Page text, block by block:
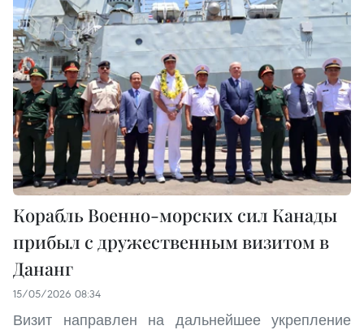
Корабль Военно-морских сил Канады
прибыл с дружественным визитом в
Дананг
15/05/2026 08:34
Визит направлен на дальнейшее укрепление